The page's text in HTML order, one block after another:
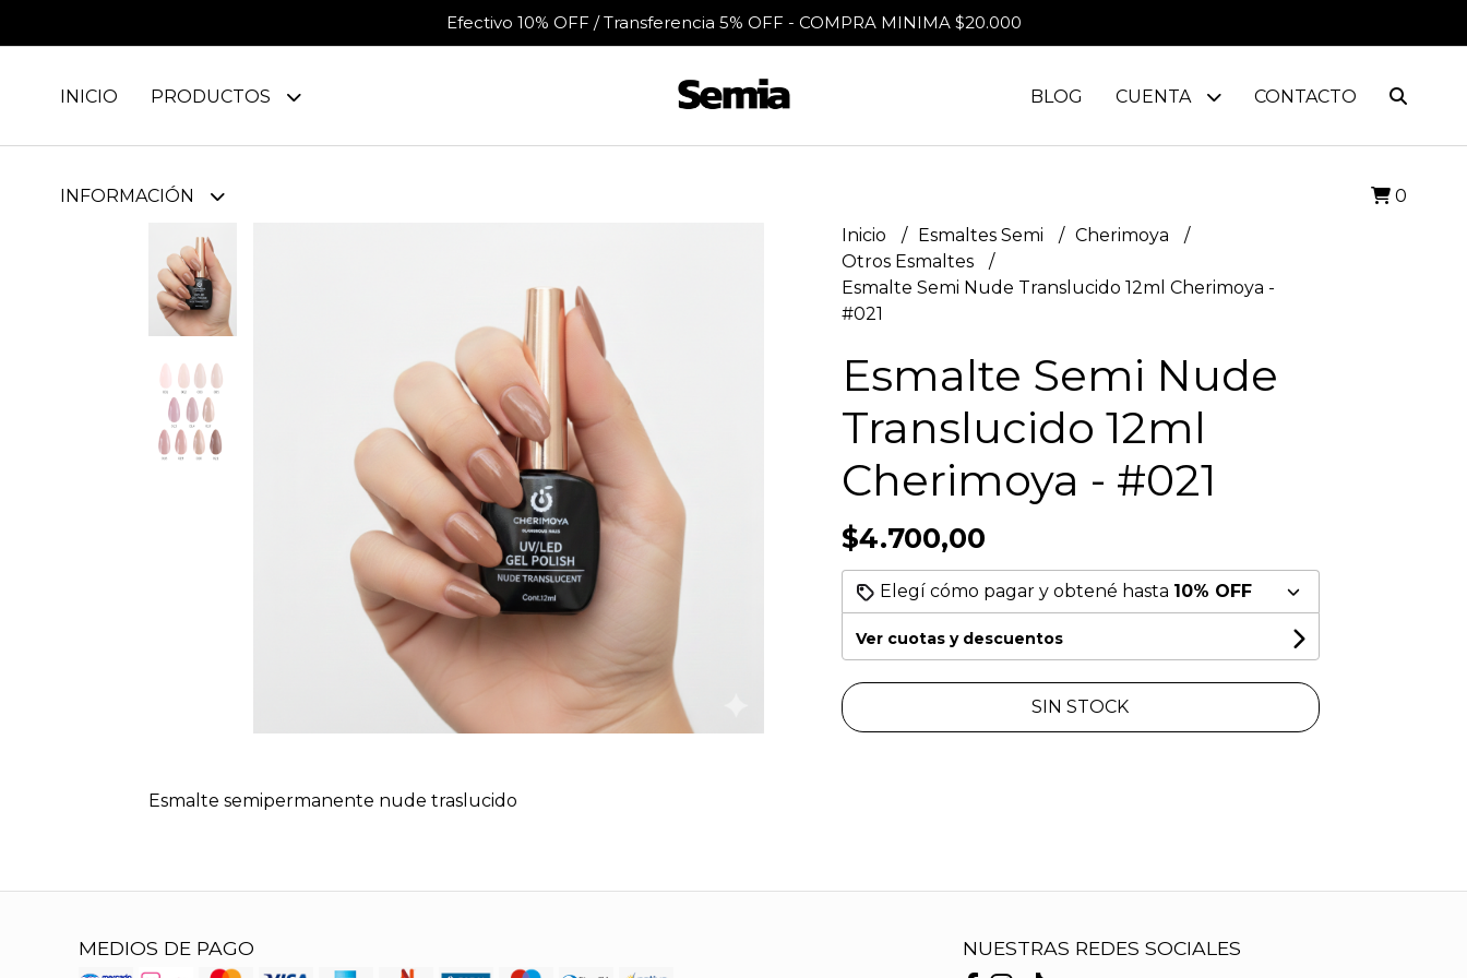
Efectivo 10% OFF / Transferencia 5% OFF - COMPRA MINIMA $20.000
INICIO PRODUCTOS
INFORMACIÓN
BLOG CUENTA CONTACTO
0
Esmalte semipermanente nude traslucido
Inicio Esmaltes Semi
Cherimoya
Otros Esmaltes
Esmalte Semi Nude Translucido 12ml Cherimoya -
#021
Esmalte Semi Nude
Translucido 12ml
Cherimoya - #021
$4.700,00
Elegí cómo pagar y obtené hasta 10% OFF
Ver cuotas y descuentos
SIN STOCK
MEDIOS DE PAGO NUESTRAS REDES SOCIALES